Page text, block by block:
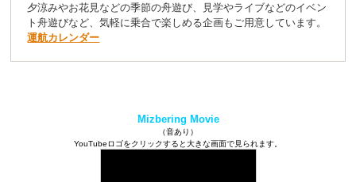
夕涼みやお花見などの季節の舟遊び、見学やライブなどのイベン
ト舟遊びなど、気軽に乗合で楽しめる企画もご用意しています。
運航カレンダー
Mizbering Movie
（音あり）
YouTubeロゴをクリックすると大きな画面で見られます。